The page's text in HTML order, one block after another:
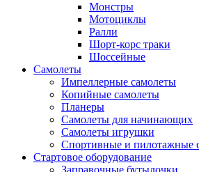
Монстры
Мотоциклы
Ралли
Шорт-корс траки
Шоссейные
Самолеты
Импеллерные самолеты
Копийные самолеты
Планеры
Самолеты для начинающих
Самолеты игрушки
Спортивные и пилотажные
Стартовое оборудование
Заправочные бутылочки